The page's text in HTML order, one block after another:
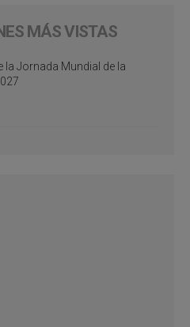
MÁS VISTAS
la Jornada Mundial de la